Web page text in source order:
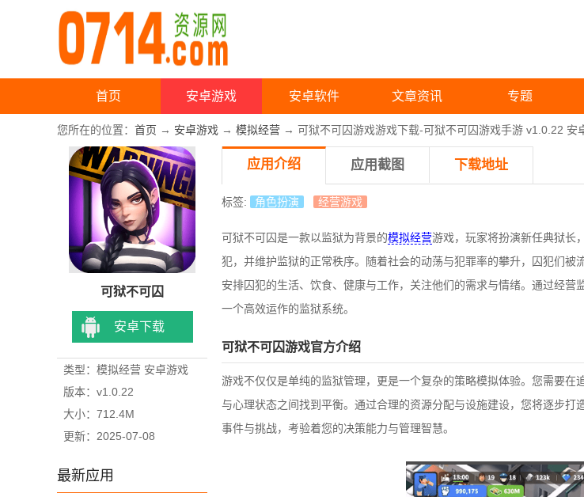
首页 安卓游戏 安卓软件 文章资讯 专题
您所在的位置： 首页 → 安卓游戏 → 模拟经营 → 可狱不可囚游戏游戏下载-可狱不可囚游戏手游 v1.0.22 安
可狱不可囚
安卓下载
类型：模拟经营 安卓游戏
版本：v1.0.22
大小：712.4M
更新：2025-07-08
最新应用
应用介绍 应用截图 下载地址
标签: 角色扮演 经营游戏
可狱不可囚是一款以监狱为背景的模拟经营游戏，玩家将扮演新任典狱长
犯，并维护监狱的正常秩序。随着社会的动荡与犯罪率的攀升，囚犯们被
安排囚犯的生活、饮食、健康与工作，关注他们的需求与情绪。通过经营
一个高效运作的监狱系统。
可狱不可囚游戏官方介绍
游戏不仅仅是单纯的监狱管理，更是一个复杂的策略模拟体验。您需要在
与心理状态之间找到平衡。通过合理的资源分配与设施建设，您将逐步打
事件与挑战，考验着您的决策能力与管理智慧。